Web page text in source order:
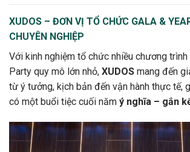
XUDOS – ĐƠN VỊ TỔ CHỨC GALA &
CHUYÊN NGHIỆP
Với kinh nghiệm tổ chức nhiều chương trình
Party quy mô lớn nhỏ, XUDOS mang đến
từ ý tưởng, kịch bản đến vận hành thực tế,
có một buổi tiệc cuối năm ý nghĩa – gắn